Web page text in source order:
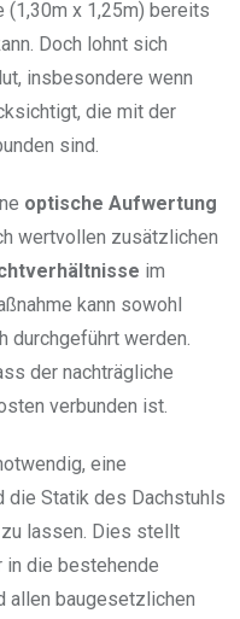
(1,30m x 1,25m) bereits
Doch lohnt sich
insbesondere wenn
die mit der
sind.
optische Aufwertung
wertvollen zusätzlichen
im
kann sowohl
durchgeführt werden.
der nachträgliche
verbunden ist.
eine
die Statik des Dachstuhls
zu lassen. Dies stellt
in die bestehende
allen baugesetzlichen